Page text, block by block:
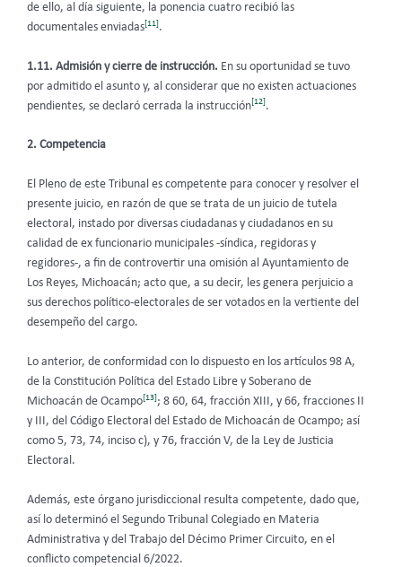
de ello, al día siguiente, la ponencia cuatro recibió las
documentales enviadas[11].
1.11. Admisión y cierre de instrucción. En su oportunidad se tuvo
por admitido el asunto y, al considerar que no existen actuaciones
pendientes, se declaró cerrada la instrucción [12] .
2. Competencia
El Pleno de este Tribunal es competente para conocer y resolver el
presente juicio, en razón de que se trata de un juicio de tutela
electoral, instado por diversas ciudadanas y ciudadanos en su
calidad de ex funcionario municipales -síndica, regidoras y
regidores-, a fin de controvertir una omisión al Ayuntamiento de
Los Reyes, Michoacán; acto que, a su decir, les genera perjuicio a
sus derechos político-electorales de ser votados en la vertiente del
desempeño del cargo.
Lo anterior, de conformidad con lo dispuesto en los artículos 98 A,
de la Constitución Política del Estado Libre y Soberano de
Michoacán de Ocampo[13]; 8 60, 64, fracción XIII, y 66, fracciones II
y III, del Código Electoral del Estado de Michoacán de Ocampo; así
como 5, 73, 74, inciso c), y 76, fracción V, de la Ley de Justicia
Electoral.
Además, este órgano jurisdiccional resulta competente, dado que,
así lo determinó el Segundo Tribunal Colegiado en Materia
Administrativa y del Trabajo del Décimo Primer Circuito, en el
conflicto competencial 6/2022.